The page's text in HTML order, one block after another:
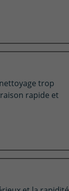
trop
rapide et